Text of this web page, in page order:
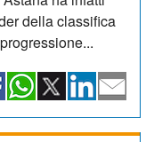
della classifica